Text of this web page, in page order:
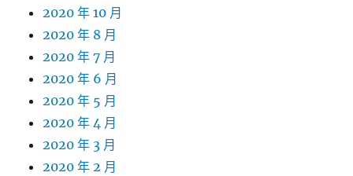
2020 年 10 月
2020 年 8 月
2020 年 7 月
2020 年 6 月
2020 年 5 月
2020 年 4 月
2020 年 3 月
2020 年 2 月